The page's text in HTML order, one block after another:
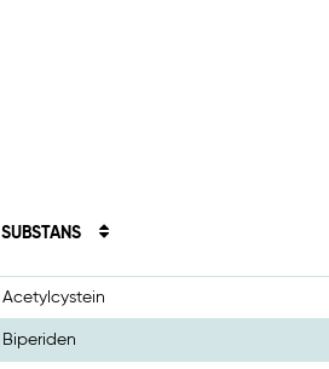
SUBSTANS
Acetylcystein
Biperiden